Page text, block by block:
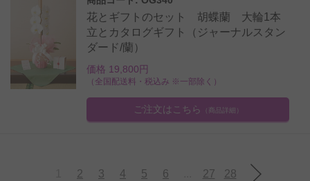
花とギフトのセット 胡蝶蘭 大輪1本
立とカタログギフト（ジャーナルスタン
ダード/蘭）
価格 19,800円
（全国配送料・税込み ※一部除く）
ご注文はこちら （商品詳細）
2 3 4 5 6 27 28